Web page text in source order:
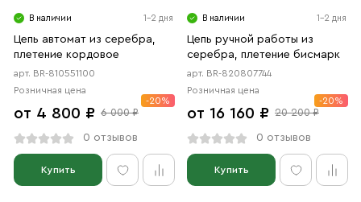
В наличии 1-2 дня
Цепь автомат из серебра,
плетение кордовое
арт. BR-810551100
Розничная цена
от 4 800 ₽ 6 000 ₽
-20%
0 отзывов
Купить
В наличии 1-2 дня
Цепь ручной работы из
серебра, плетение бисмарк
арт. BR-820807744
Розничная цена
от 16 160 ₽ 20 200 ₽
-20%
0 отзывов
Купить